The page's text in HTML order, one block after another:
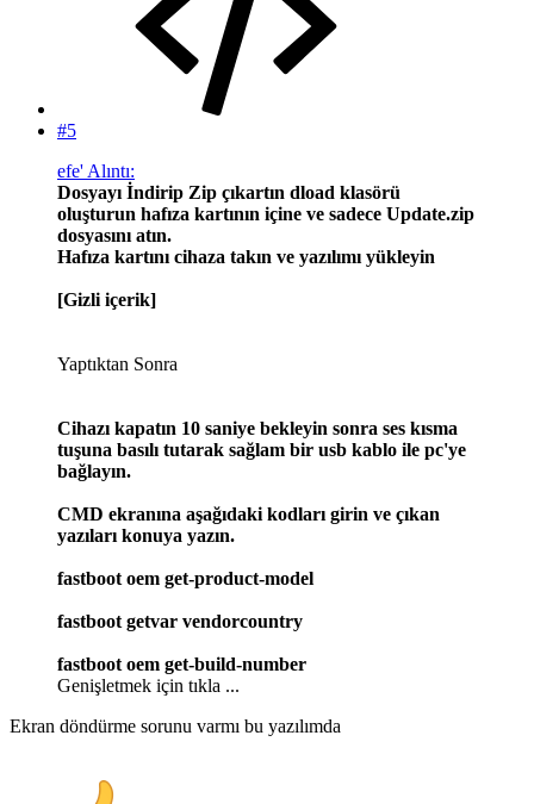
#5
efe' Alıntı:
Dosyayı İndirip Zip çıkartın dload klasörü
oluşturun hafıza kartının içine ve sadece Update.zip
dosyasını atın.
Hafıza kartını cihaza takın ve yazılımı yükleyin
[Gizli içerik]
Yaptıktan Sonra
Cihazı kapatın 10 saniye bekleyin sonra ses kısma
tuşuna basılı tutarak sağlam bir usb kablo ile pc'ye
bağlayın.
CMD ekranına aşağıdaki kodları girin ve çıkan
yazıları konuya yazın.
fastboot oem get-product-model
fastboot getvar vendorcountry
fastboot oem get-build-number
Genişletmek için tıkla ...
Ekran döndürme sorunu varmı bu yazılımda